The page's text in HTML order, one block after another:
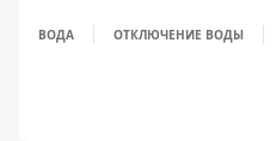
ВОДА ОТКЛЮЧЕНИЕ ВОДЫ